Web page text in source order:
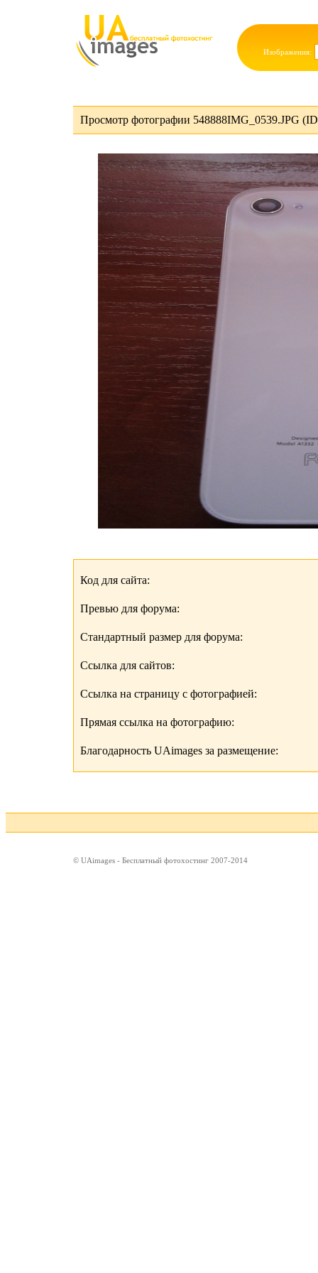
Изображения:
Просмотр фотографии 548888IMG_0539.JPG
Код для сайта:
Превью для форума:
Стандартный размер для форума:
Ссылка для сайтов:
Ссылка на страницу с фотографией:
Прямая ссылка на фотографию:
Благодарность UAimages за размещение:
© UAimages - Бесплатный фотохостинг 2007-2014